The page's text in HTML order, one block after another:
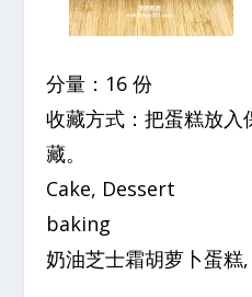
分量：16 份
收藏方式：把蛋糕放入
藏。
Cake, Dessert
baking
奶油芝士霜胡萝卜蛋糕